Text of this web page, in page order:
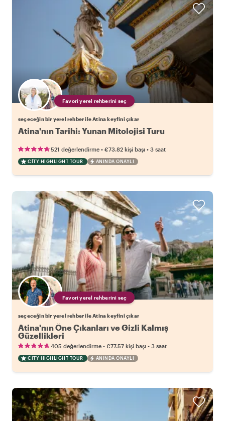
Favori yerel rehberini seç
seçeceğin bir yerel rehber ile Atina keyfini çıkar
Atina'nın Tarihi: Yunan Mitolojisi Turu
521 değerlendirme • €73.82 kişi başı • 3 saat
CITY HIGHLIGHT TOUR ANINDA ONAYLI
Favori yerel rehberini seç
seçeceğin bir yerel rehber ile Atina keyfini çıkar
Atina'nın Öne Çıkanları ve Gizli Kalmış
Güzellikleri
405 değerlendirme • €77.57 kişi başı • 3 saat
CITY HIGHLIGHT TOUR ANINDA ONAYLI